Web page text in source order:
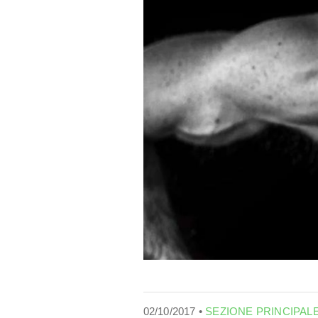
02/10/2017 • SEZIONE